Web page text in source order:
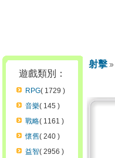
遊戲類別：
RPG( 1729 )
音樂( 145 )
戰略( 1161 )
懷舊( 240 )
益智( 2956 )
射擊